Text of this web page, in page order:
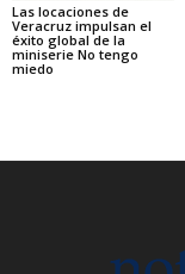
Las locaciones de
Veracruz impulsan el
éxito global de la
miniserie No tengo
miedo